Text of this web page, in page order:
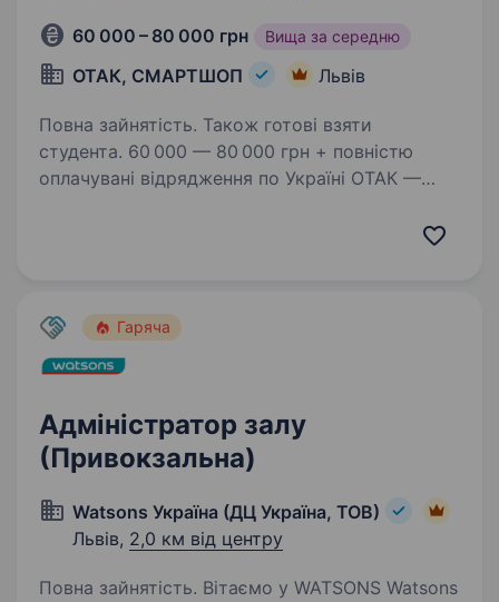
60 000 – 80 000 грн Вища за середню
ОТАК, СМАРТШОП Львів
Повна зайнятість. Також готові взяти
студента. 60 000 — 80 000 грн + повністю
оплачувані відрядження по Україні ОТАК —
заробляти, подорожувати та будувати кар'єру
Гаряча
Адміністратор залу
(Привокзальна)
Watsons Україна (ДЦ Україна, ТОВ)
Львів, 2,0 км від центру
Повна зайнятість. Вітаємо у WATSONS Watsons